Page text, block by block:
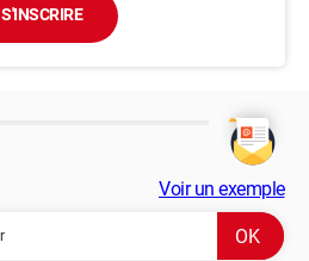
S'INSCRIRE
Voir un exemple